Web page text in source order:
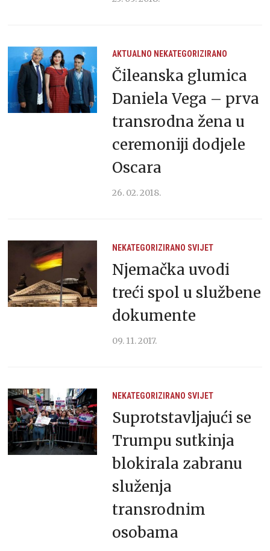
AKTUALNO NEKATEGORIZIRANO
Čileanska glumica
Daniela Vega – prva
transrodna žena u
ceremoniji dodjele
Oscara
26. 02. 2018.
NEKATEGORIZIRANO SVIJET
Njemačka uvodi
treći spol u službene
dokumente
09. 11. 2017.
NEKATEGORIZIRANO SVIJET
Suprotstavljajući se
Trumpu sutkinja
blokirala zabranu
služenja
transrodnim
osobama